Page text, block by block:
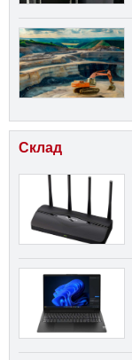
Склад